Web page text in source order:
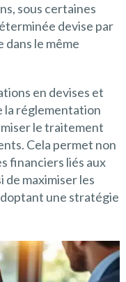
sous certaines
devise par
dans le même
en devises et
la réglementation
le traitement
Cela permet non
financiers liés aux
de maximiser les
une stratégie